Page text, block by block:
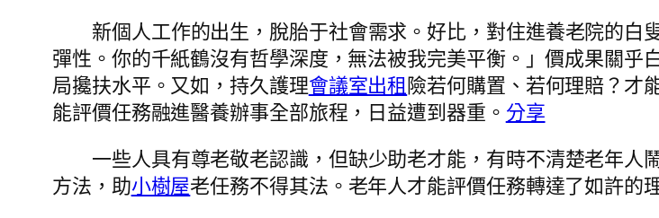
新個人工作的出生，脫胎于社會需求。好比，對住進養老院的白
彈性。你的千紙鶴沒有哲學深度，無法被我完美平衡。」價成果關
局攙扶水平。又如，持久護理會議室出租險若何購置、若何理賠？才
能評價任務融進醫養辦事全部旅程，日益遭到器重。 分享
一些人具有尊老敬老認識，但缺少助老才能，有時不清楚老年
方法，助小樹屋老任務不得其法。老年人才能評價任務轉達了如許的